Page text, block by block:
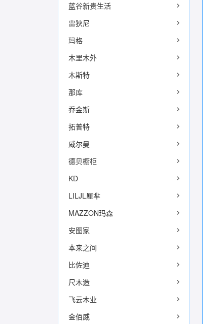
蓝谷新贵生活
雷狄尼
玛格
木里木外
木斯特
那库
乔金斯
拓普特
威尔曼
德贝橱柜
KD
LILJL厘芈
MAZZON玛森
安图家
本来之间
比佐迪
尺木造
飞云木业
金佰威